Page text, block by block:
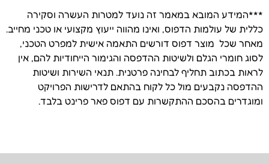
***המידע המובא במאמר זה נועד למטרות העשרה וסקירה
כללית של עולמות הדפוס, ואינו מהווה ייעוץ מקצועי או טכני מחייב.
מאחר שכל מוצר דפוס דורשים התאמה אישית למפרט הטכני,
לסוג חומרי הגלם ולשיטות ההדפסה והגימור הייחודיות להם, אין
לראות בכתוב תחליף לבחינה פרטנית. תנאי השירות ושיטות
ההדפסה נקבעים מול כל לקוח בהתאם לדרישות הפרויקט
ומוגדרים בהסכם ההתקשרות עם דפוס פאר פרינט בלבד.